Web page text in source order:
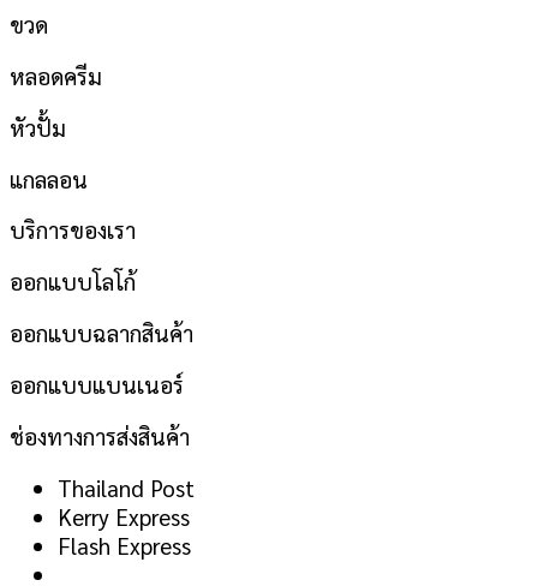
ขวด
หลอดครีม
หัวปั้ม
แกลลอน
บริการของเรา
ออกแบบโลโก้
ออกแบบฉลากสินค้า
ออกแบบแบนเนอร์
ช่องทางการส่งสินค้า
Thailand Post
Kerry Express
Flash Express